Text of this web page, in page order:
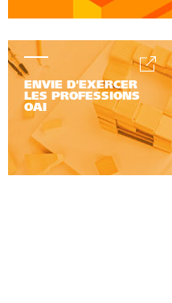
ENVIE D'EXERCER
LES PROFESSIONS
OAI